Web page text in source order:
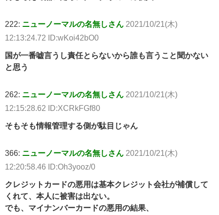
222: ニューノーマルの名無しさん 2021/10/21(木)
12:13:24.72 ID:wKoi42bO0
国が一番嘘言うし責任とらないから誰も言うこと聞かない
と思う
262: ニューノーマルの名無しさん 2021/10/21(木)
12:15:28.62 ID:XCRkFGf80
そもそも情報管理する側が駄目じゃん
366: ニューノーマルの名無しさん 2021/10/21(木)
12:20:58.46 ID:Oh3yooz/0
クレジットカードの悪用は基本クレジット会社が補償して
くれて、本人に被害は出ない。
でも、マイナンバーカードの悪用の結果、